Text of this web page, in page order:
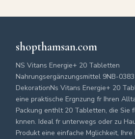
shopthamsan.com
NS Vitans Energie+ 20 Tabletten
Nahrungsergänzungsmittel 9NB-
DekorationNs Vitans Energie+ 20
eine praktische Ergnzung fr Ihren
Packung enthlt 20 Tabletten, die Sie
knnen. Ideal fr unterwegs oder zu
Produkt eine einfache Mglichkeit,